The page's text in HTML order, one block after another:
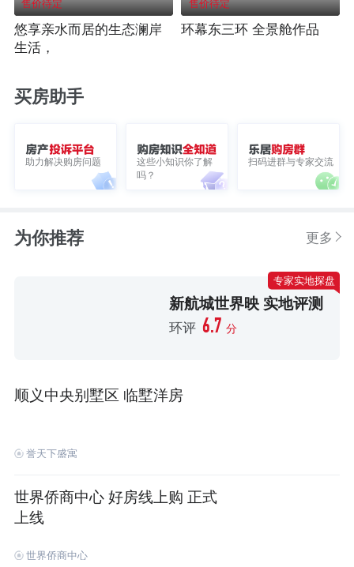
售价待定
悠享亲水而居的生态澜岸
生活，
售价待定
环幕东三环 全景舱作品
买房助手
助力解决购房问题
这些小知识你了解
吗？
扫码进群与专家交流
为你推荐 更多
新航城世界映 实地评测
环评 6.7分
专家实地探盘
顺义中央别墅区 临墅洋房
誉天下盛寓
世界侨商中心 好房线上购 正式
上线
世界侨商中心